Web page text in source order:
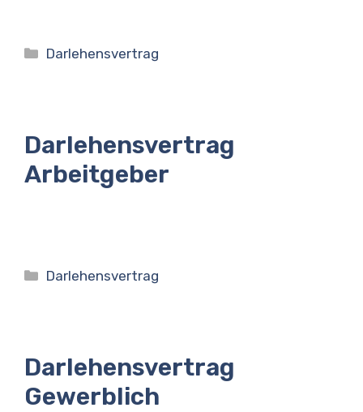
Kategorien
Darlehensvertrag
Darlehensvertrag
Arbeitgeber
Kategorien
Darlehensvertrag
Darlehensvertrag
Gewerblich